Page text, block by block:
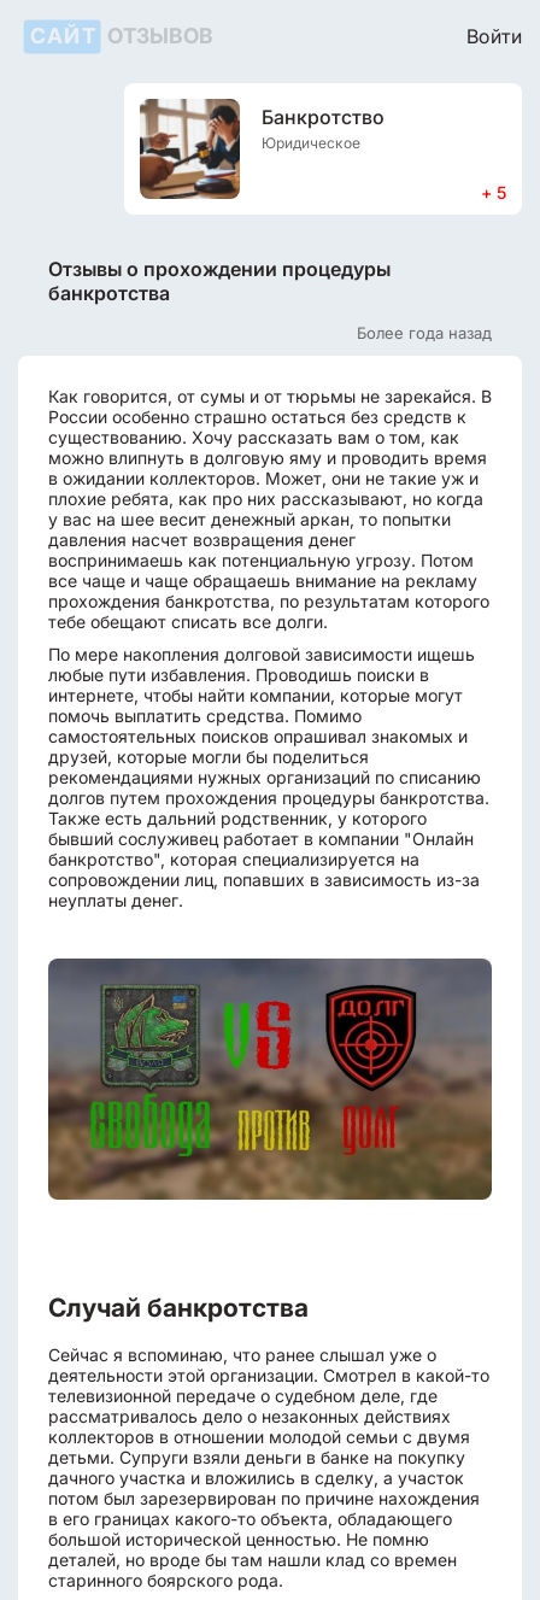
САЙТ ОТЗЫВОВ Войти
Банкротство
Юридическое
+ 5
Отзывы о прохождении процедуры
банкротства
Более года назад
Как говорится, от сумы и от тюрьмы не зарекайся. В
России особенно страшно остаться без средств к
существованию. Хочу рассказать вам о том, как
можно влипнуть в долговую яму и проводить время
в ожидании коллекторов. Может, они не такие уж и
плохие ребята, как про них рассказывают, но когда
у вас на шее весит денежный аркан, то попытки
давления насчет возвращения денег
воспринимаешь как потенциальную угрозу. Потом
все чаще и чаще обращаешь внимание на рекламу
прохождения банкротства, по результатам которого
тебе обещают списать все долги.
По мере накопления долговой зависимости ищешь
любые пути избавления. Проводишь поиски в
интернете, чтобы найти компании, которые могут
помочь выплатить средства. Помимо
самостоятельных поисков опрашивал знакомых и
друзей, которые могли бы поделиться
рекомендациями нужных организаций по списанию
долгов путем прохождения процедуры банкротства.
Также есть дальний родственник, у которого
бывший сослуживец работает в компании "Онлайн
банкротство", которая специализируется на
сопровождении лиц, попавших в зависимость из-за
неуплаты денег.
Случай банкротства
Сейчас я вспоминаю, что ранее слышал уже о
деятельности этой организации. Смотрел в какой-то
телевизионной передаче о судебном деле, где
рассматривалось дело о незаконных действиях
коллекторов в отношении молодой семьи с двумя
детьми. Супруги взяли деньги в банке на покупку
дачного участка и вложились в сделку, а участок
потом был зарезервирован по причине нахождения
в его границах какого-то объекта, обладающего
большой исторической ценностью. Не помню
деталей, но вроде бы там нашли клад со времен
старинного боярского рода.